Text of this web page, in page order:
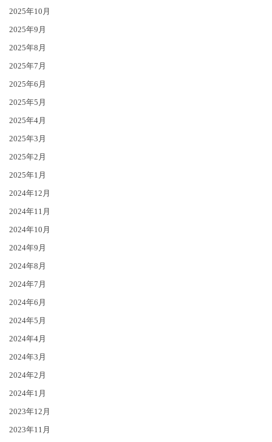
2025年10月
2025年9月
2025年8月
2025年7月
2025年6月
2025年5月
2025年4月
2025年3月
2025年2月
2025年1月
2024年12月
2024年11月
2024年10月
2024年9月
2024年8月
2024年7月
2024年6月
2024年5月
2024年4月
2024年3月
2024年2月
2024年1月
2023年12月
2023年11月